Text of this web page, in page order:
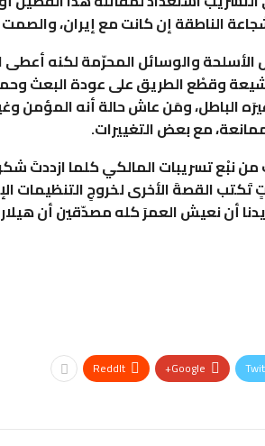
الناطقة إن كانت مع إيران،
والوسائل المحرّمة لكنه أعطى
وقطْع الطريق على عودة البعث
الباطل، ومَن عاش حالة أنه المؤمن
مع بعض التغييرات.
نبْع تسريبات المالكي كلما ازددتَ
تَكتب القصةَ الأخرى لخروجِ التنظيمات
أن نعيش العمرَ كله مصدّقين أن
Google+
ReddIt